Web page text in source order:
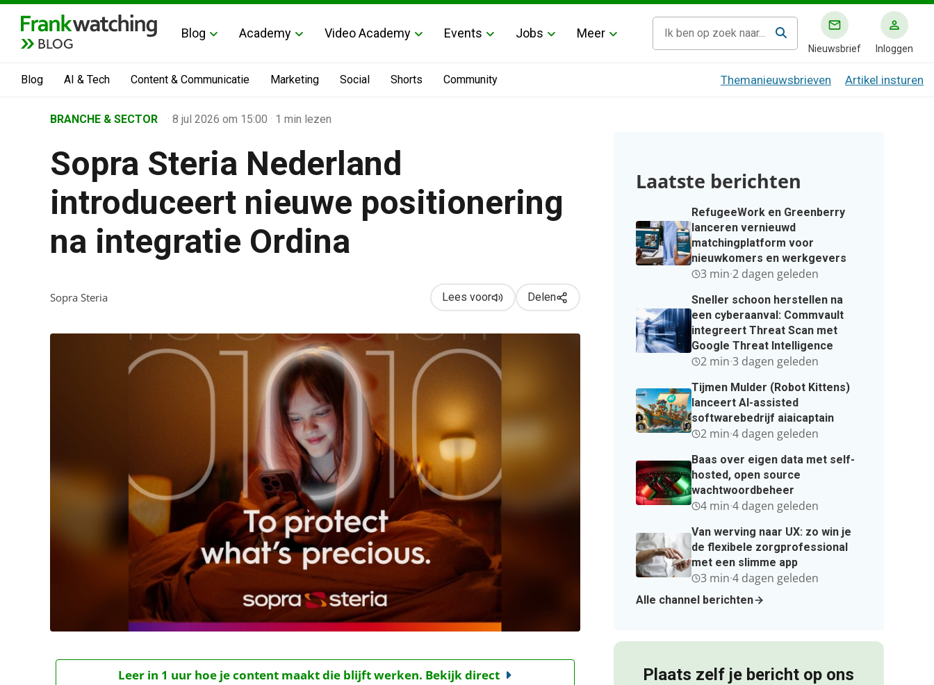
BLOG
Blog Academy Video Academy Events Jobs Meer
Nieuwsbrief Inloggen
Blog AI & Tech Content & Communicatie Marketing Social Shorts Community Themanieuwsbrieven Artikel insturen
Business Channel
›
Sopra Steria Nederland introduceert nieuwe positionering na integratie Ordina
BRANCHE & SECTOR · 8 jul 2026 om 15:00 · 1 min lezen
Sopra Steria Nederland
introduceert nieuwe positionering
na integratie Ordina
Sopra Steria Lees voor Delen
Leer in 1 uur hoe je content maakt die blijft werken. Bekijk direct
Laatste berichten
RefugeeWork en Greenberry
lanceren vernieuwd
matchingplatform voor
nieuwkomers en werkgevers
3 min·2 dagen geleden
Sneller schoon herstellen na
een cyberaanval: Commvault
integreert Threat Scan met
Google Threat Intelligence
2 min·3 dagen geleden
Tijmen Mulder (Robot Kittens)
lanceert AI-assisted
softwarebedrijf aiaicaptain
2 min·4 dagen geleden
Baas over eigen data met self-
hosted, open source
wachtwoordbeheer
4 min·4 dagen geleden
Van werving naar UX: zo win je
de flexibele zorgprofessional
met een slimme app
3 min·4 dagen geleden
Alle channel berichten
Plaats zelf je bericht op ons